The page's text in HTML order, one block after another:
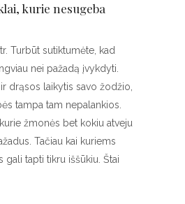
kurie nesugeba
Turbūt sutiktumėte, kad
nei pažadą įvykdyti.
drąsos laikytis savo žodžio,
tampa tam nepalankios.
žmonės bet kokiu atveju
Tačiau kai kuriems
gali tapti tikru iššūkiu. Štai